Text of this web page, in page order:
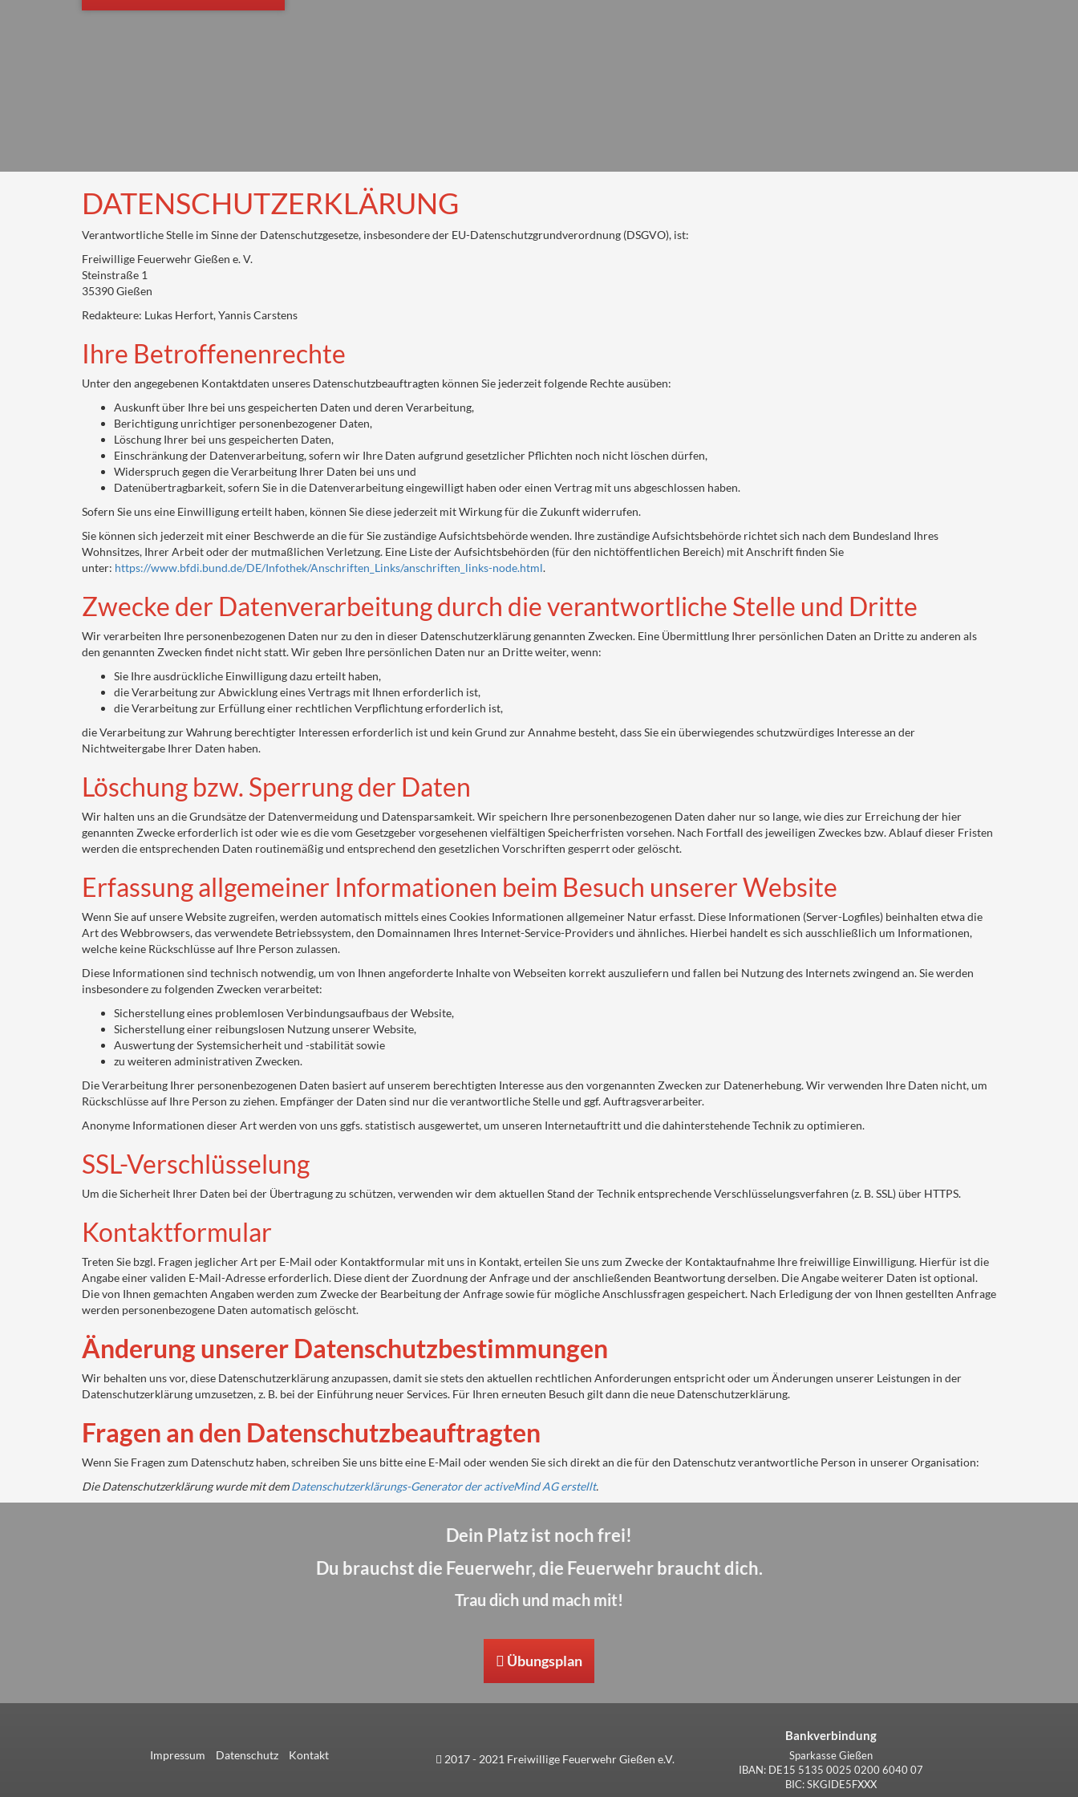
DATENSCHUTZERKLÄRUNG
Verantwortliche Stelle im Sinne der Datenschutzgesetze, insbesondere der EU-Datenschutzgrundverordnung (DSGVO), ist:
Freiwillige Feuerwehr Gießen e. V.
Steinstraße 1
35390 Gießen
Redakteure: Lukas Herfort, Yannis Carstens
Ihre Betroffenenrechte
Unter den angegebenen Kontaktdaten unseres Datenschutzbeauftragten können Sie jederzeit folgende Rechte ausüben:
Auskunft über Ihre bei uns gespeicherten Daten und deren Verarbeitung,
Berichtigung unrichtiger personenbezogener Daten,
Löschung Ihrer bei uns gespeicherten Daten,
Einschränkung der Datenverarbeitung, sofern wir Ihre Daten aufgrund gesetzlicher Pflichten noch nicht löschen dürfen,
Widerspruch gegen die Verarbeitung Ihrer Daten bei uns und
Datenübertragbarkeit, sofern Sie in die Datenverarbeitung eingewilligt haben oder einen Vertrag mit uns abgeschlossen haben.
Sofern Sie uns eine Einwilligung erteilt haben, können Sie diese jederzeit mit Wirkung für die Zukunft widerrufen.
Sie können sich jederzeit mit einer Beschwerde an die für Sie zuständige Aufsichtsbehörde wenden. Ihre zuständige Aufsichtsbehörde richtet sich nach dem Bundesland Ihres
Wohnsitzes, Ihrer Arbeit oder der mutmaßlichen Verletzung. Eine Liste der Aufsichtsbehörden (für den nichtöffentlichen Bereich) mit Anschrift finden Sie
unter: https://www.bfdi.bund.de/DE/Infothek/Anschriften_Links/anschriften_links-node.html.
Zwecke der Datenverarbeitung durch die verantwortliche Stelle und Dritte
Wir verarbeiten Ihre personenbezogenen Daten nur zu den in dieser Datenschutzerklärung genannten Zwecken. Eine Übermittlung Ihrer persönlichen Daten an Dritte zu anderen als
den genannten Zwecken findet nicht statt. Wir geben Ihre persönlichen Daten nur an Dritte weiter, wenn:
Sie Ihre ausdrückliche Einwilligung dazu erteilt haben,
die Verarbeitung zur Abwicklung eines Vertrags mit Ihnen erforderlich ist,
die Verarbeitung zur Erfüllung einer rechtlichen Verpflichtung erforderlich ist,
die Verarbeitung zur Wahrung berechtigter Interessen erforderlich ist und kein Grund zur Annahme besteht, dass Sie ein überwiegendes schutzwürdiges Interesse an der
Nichtweitergabe Ihrer Daten haben.
Löschung bzw. Sperrung der Daten
Wir halten uns an die Grundsätze der Datenvermeidung und Datensparsamkeit. Wir speichern Ihre personenbezogenen Daten daher nur so lange, wie dies zur Erreichung der hier
genannten Zwecke erforderlich ist oder wie es die vom Gesetzgeber vorgesehenen vielfältigen Speicherfristen vorsehen. Nach Fortfall des jeweiligen Zweckes bzw. Ablauf dieser Fristen
werden die entsprechenden Daten routinemäßig und entsprechend den gesetzlichen Vorschriften gesperrt oder gelöscht.
Erfassung allgemeiner Informationen beim Besuch unserer Website
Wenn Sie auf unsere Website zugreifen, werden automatisch mittels eines Cookies Informationen allgemeiner Natur erfasst. Diese Informationen (Server-Logfiles) beinhalten etwa die
Art des Webbrowsers, das verwendete Betriebssystem, den Domainnamen Ihres Internet-Service-Providers und ähnliches. Hierbei handelt es sich ausschließlich um Informationen,
welche keine Rückschlüsse auf Ihre Person zulassen.
Diese Informationen sind technisch notwendig, um von Ihnen angeforderte Inhalte von Webseiten korrekt auszuliefern und fallen bei Nutzung des Internets zwingend an. Sie werden
insbesondere zu folgenden Zwecken verarbeitet:
Sicherstellung eines problemlosen Verbindungsaufbaus der Website,
Sicherstellung einer reibungslosen Nutzung unserer Website,
Auswertung der Systemsicherheit und -stabilität sowie
zu weiteren administrativen Zwecken.
Die Verarbeitung Ihrer personenbezogenen Daten basiert auf unserem berechtigten Interesse aus den vorgenannten Zwecken zur Datenerhebung. Wir verwenden Ihre Daten nicht, um
Rückschlüsse auf Ihre Person zu ziehen. Empfänger der Daten sind nur die verantwortliche Stelle und ggf. Auftragsverarbeiter.
Anonyme Informationen dieser Art werden von uns ggfs. statistisch ausgewertet, um unseren Internetauftritt und die dahinterstehende Technik zu optimieren.
SSL-Verschlüsselung
Um die Sicherheit Ihrer Daten bei der Übertragung zu schützen, verwenden wir dem aktuellen Stand der Technik entsprechende Verschlüsselungsverfahren (z. B. SSL) über HTTPS.
Kontaktformular
Treten Sie bzgl. Fragen jeglicher Art per E-Mail oder Kontaktformular mit uns in Kontakt, erteilen Sie uns zum Zwecke der Kontaktaufnahme Ihre freiwillige Einwilligung. Hierfür ist die
Angabe einer validen E-Mail-Adresse erforderlich. Diese dient der Zuordnung der Anfrage und der anschließenden Beantwortung derselben. Die Angabe weiterer Daten ist optional.
Die von Ihnen gemachten Angaben werden zum Zwecke der Bearbeitung der Anfrage sowie für mögliche Anschlussfragen gespeichert. Nach Erledigung der von Ihnen gestellten Anfrage
werden personenbezogene Daten automatisch gelöscht.
Änderung unserer Datenschutzbestimmungen
Wir behalten uns vor, diese Datenschutzerklärung anzupassen, damit sie stets den aktuellen rechtlichen Anforderungen entspricht oder um Änderungen unserer Leistungen in der
Datenschutzerklärung umzusetzen, z. B. bei der Einführung neuer Services. Für Ihren erneuten Besuch gilt dann die neue Datenschutzerklärung.
Fragen an den Datenschutzbeauftragten
Wenn Sie Fragen zum Datenschutz haben, schreiben Sie uns bitte eine E-Mail oder wenden Sie sich direkt an die für den Datenschutz verantwortliche Person in unserer Organisation:
Die Datenschutzerklärung wurde mit demDatenschutzerklärungs-Generator der activeMind AG erstellt.
Dein Platz ist noch frei!
Du brauchst die Feuerwehr, die Feuerwehr braucht dich.
Trau dich und mach mit!
Übungsplan
Impressum Datenschutz Kontakt 2017 - 2021 Freiwillige Feuerwehr Gießen e.V.
Bankverbindung
Sparkasse Gießen
IBAN: DE15 5135 0025 0200 6040 07
BIC: SKGIDE5FXXX